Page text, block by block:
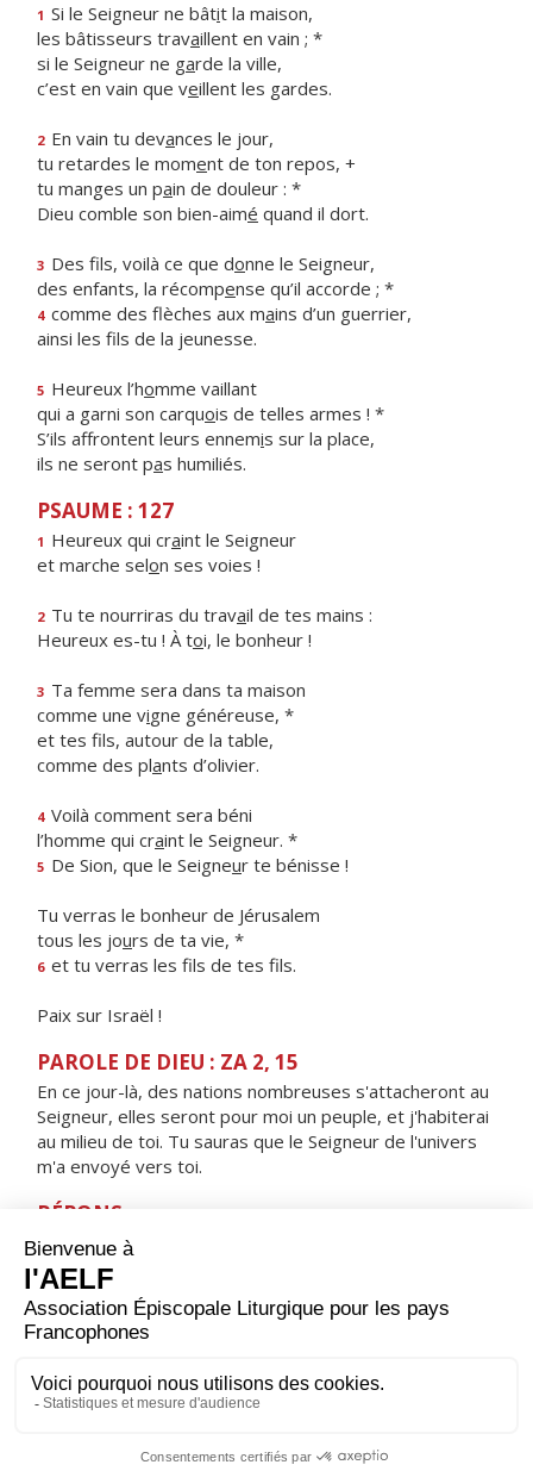
1 Si le Seigneur ne bâtit la maison,
les bâtisseurs travaillent en vain ; *
si le Seigneur ne garde la ville,
c’est en vain que veillent les gardes.
2 En vain tu devances le jour,
tu retardes le moment de ton repos, +
tu manges un pain de douleur : *
Dieu comble son bien-aimé quand il dort.
3 Des fils, voilà ce que donne le Seigneur,
des enfants, la récompense qu’il accorde ; *
4 comme des flèches aux mains d’un guerrier,
ainsi les fls de la jeunesse.
5 Heureux l’homme vaillant
qui a garni son carquois de telles armes ! *
S’ils affrontent leurs ennemis sur la place,
ils ne seront pas humiliés.
PSAUME : 127
1 Heureux qui craint le Seigneur
et marche selon ses voies !
2 Tu te nourriras du travail de tes mains :
Heureux es-tu ! À toi, le bonheur !
3 Ta femme sera dans ta maison
comme une vigne généreuse, *
et tes fils, autour de la table,
comme des plants d’olivier.
4 Voilà comment sera béni
l’homme qui craint le Seigneur. *
5 De Sion, que le Seigneur te bénisse !
Tu verras le bonheur de Jérusalem
tous les jours de ta vie, *
6 et tu verras les fls de tes fils.
Paix sur Israël !
PAROLE DE DIEU : ZA 2, 15
En ce jour-là, des nations nombreuses s'attacheront au
Seigneur, elles seront pour moi un peuple, et j'habiterai
au milieu de toi. Tu sauras que le Seigneur de l'univers
m'a envoyé vers toi.
RÉPONS
V/ Peuples, bénissez notre Dieu,
faites retentir sa louange.
ORAISON
Aujourd’hui, Seigneur, tu as révélé ton Fils unique aux
accorder, à nous qui te connaissons déjà par la foi,